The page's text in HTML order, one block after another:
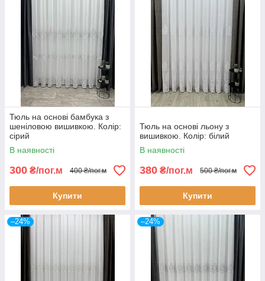
Тюль на основі бамбука з
шеніловою вишивкою. Колір:
сірий
В наявності
300 ₴/пог.м 400 ₴/пог.м
Купити
Тюль на основі льону з
вишивкою. Колір: білий
В наявності
380 ₴/пог.м 500 ₴/пог.м
Купити
–24% –24%